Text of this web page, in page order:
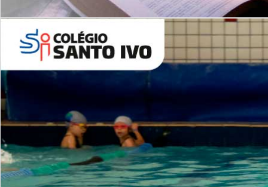
Leituras Literárias
ALUNOS NOVOS
Entre em Contato